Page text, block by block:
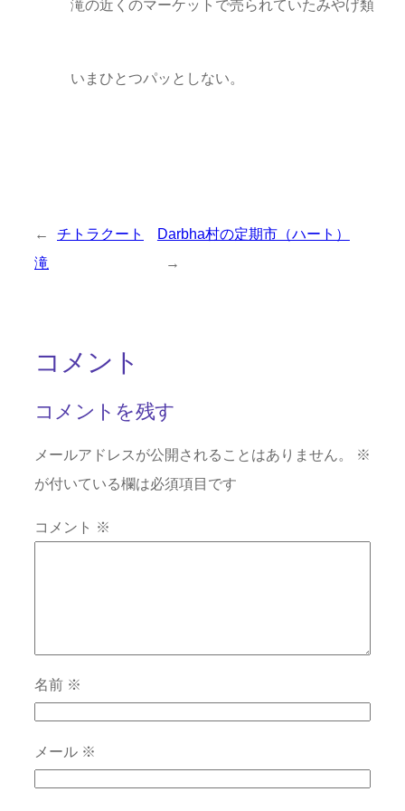
滝の近くのマーケットで売られていたみやげ類
いまひとつパッとしない。
←
チトラクート
滝
Darbha村の定期市（ハート）
→
コメント
コメントを残す
メールアドレスが公開されることはありません。
※
が付いている欄は必須項目です
コメント ※
名前 ※
メール ※